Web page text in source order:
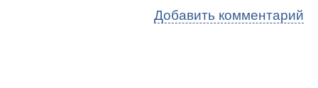
Добавить комментарий